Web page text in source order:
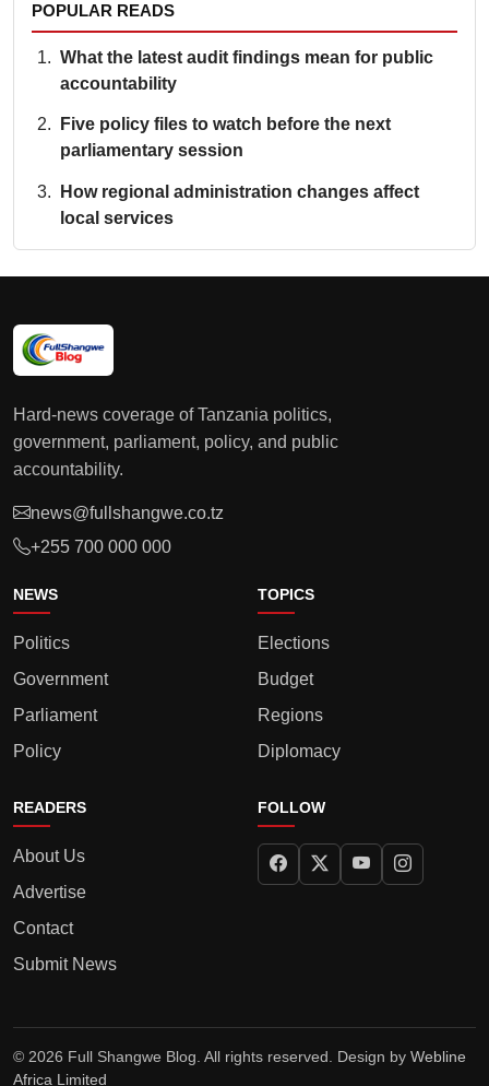
POPULAR READS
What the latest audit findings mean for public
accountability
Five policy files to watch before the next
parliamentary session
How regional administration changes affect
local services
Hard-news coverage of Tanzania politics,
government, parliament, policy, and public
accountability.
news@fullshangwe.co.tz
+255 700 000 000
NEWS
Politics
Government
Parliament
Policy
TOPICS
Elections
Budget
Regions
Diplomacy
READERS
About Us
Advertise
Contact
Submit News
FOLLOW
© 2026 Full Shangwe Blog. All rights reserved. Design by Webline
Africa Limited